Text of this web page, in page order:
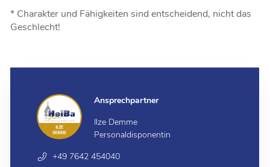
Ansprechpartner
Ilze Demme
Personaldisponentin
+49 7642 454040
* Charakter und Fähigkeiten sind entscheidend, nicht das
Geschlecht!